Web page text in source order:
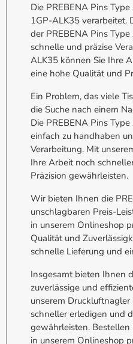
Die PREBENA Pins
1GP-ALK35 verarbeitet.
der PREBENA Pins
schnelle und präzise
ALK35 können Sie Ihre
eine hohe Qualität und
Ein Problem, das viele
die Suche nach einem
Die PREBENA Pins
einfach zu handhaben
Verarbeitung. Mit
Ihre Arbeit noch
Präzision gewährleisten.
Wir bieten Ihnen die
unschlagbaren Preis-
in unserem Onlineshop
Qualität und
schnelle Lieferung und
Insgesamt bieten Ihnen
zuverlässige und
unserem
schneller erledigen und
gewährleisten. Bestellen
in unserem Onlineshop